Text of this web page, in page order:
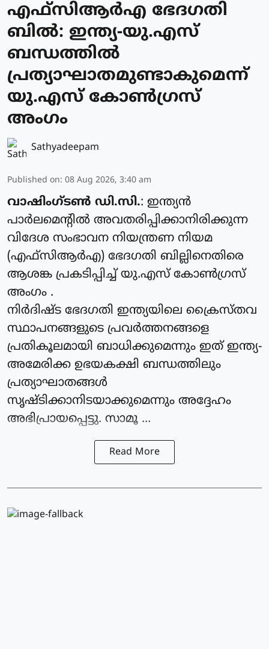
എഫ്‌സിആർഎ ഭേദഗതി
ബിൽ: ഇന്ത്യ-യു.എസ്
ബന്ധത്തിൽ
പ്രത്യാഘാതമുണ്ടാകുമെന്ന്
യു.എസ് കോൺഗ്രസ്
അംഗം
Sathyadeepam
Published on: 08 Aug 2026, 3:40 am
വാഷിംഗ്ടൺ ഡി.സി.: ഇന്ത്യൻ
പാർലമെന്റിൽ അവതരിപ്പിക്കാനിരിക്കുന്ന
വിദേശ സംഭാവന നിയന്ത്രണ നിയമ
(എഫ്‌സിആർഎ) ഭേദഗതി ബില്ലിനെതിരെ
ആശങ്ക പ്രകടിപ്പിച്ച് യു.എസ് കോൺഗ്രസ്
അംഗം .
നിർദിഷ്ട ഭേദഗതി ഇന്ത്യയിലെ ക്രൈസ്തവ
സ്ഥാപനങ്ങളുടെ പ്രവർത്തനങ്ങളെ
പ്രതികൂലമായി ബാധിക്കുമെന്നും ഇത് ഇന്ത്യ-
അമേരിക്ക ഉഭയകക്ഷി ബന്ധത്തിലും
പ്രത്യാഘാതങ്ങൾ
സൃഷ്ടിക്കാനിടയാക്കുമെന്നും അദ്ദേഹം
അഭിപ്രായപ്പെട്ടു. സാമൂ ...
Read More